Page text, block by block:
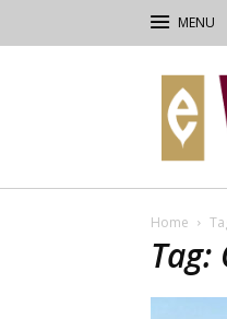
–
Vigne,
Vini
&
Home
Tag: